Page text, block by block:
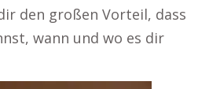
den großen Vorteil, dass
wann und wo es dir